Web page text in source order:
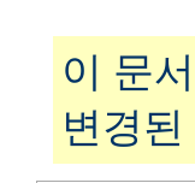
이 문
변경